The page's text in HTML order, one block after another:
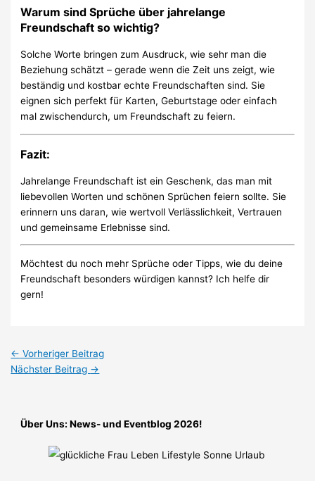
Warum sind Sprüche über jahrelange
Freundschaft so wichtig?
Solche Worte bringen zum Ausdruck, wie sehr man die
Beziehung schätzt – gerade wenn die Zeit uns zeigt, wie
beständig und kostbar echte Freundschaften sind. Sie
eignen sich perfekt für Karten, Geburtstage oder einfach
mal zwischendurch, um Freundschaft zu feiern.
Fazit:
Jahrelange Freundschaft ist ein Geschenk, das man mit
liebevollen Worten und schönen Sprüchen feiern sollte. Sie
erinnern uns daran, wie wertvoll Verlässlichkeit, Vertrauen
und gemeinsame Erlebnisse sind.
Möchtest du noch mehr Sprüche oder Tipps, wie du deine
Freundschaft besonders würdigen kannst? Ich helfe dir
gern!
← Vorheriger Beitrag
Nächster Beitrag →
Über Uns: News- und Eventblog 2026!